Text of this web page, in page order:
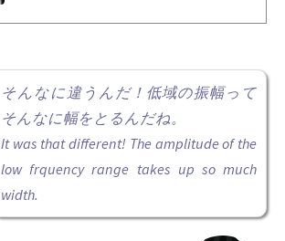
そんなに違うんだ！低域の振幅って
そんなに幅をとるんだね。
It was that different! The amplitude of the
low frquency range takes up so much
width.